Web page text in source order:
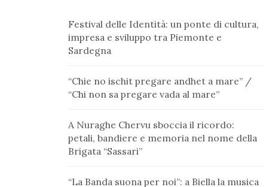
Festival delle Identità: un ponte di cultura,
impresa e sviluppo tra Piemonte e
Sardegna
“Chie no ischit pregare andhet a mare” /
“Chi non sa pregare vada al mare”
A Nuraghe Chervu sboccia il ricordo:
petali, bandiere e memoria nel nome della
Brigata “Sassari”
“La Banda suona per noi”: a Biella la musica